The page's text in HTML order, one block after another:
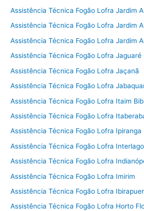
Assistência Técnica Fogão Lofra Jardim
Assistência Técnica Fogão Lofra Jardim
Assistência Técnica Fogão Lofra Jardim
Assistência Técnica Fogão Lofra Jaguaré
Assistência Técnica Fogão Lofra Jaçanã
Assistência Técnica Fogão Lofra
Assistência Técnica Fogão Lofra Itaim
Assistência Técnica Fogão Lofra
Assistência Técnica Fogão Lofra Ipiranga
Assistência Técnica Fogão Lofra
Assistência Técnica Fogão Lofra
Assistência Técnica Fogão Lofra Imirim
Assistência Técnica Fogão Lofra
Assistência Técnica Fogão Lofra Horto